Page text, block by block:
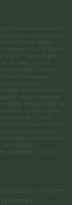
restaurantes en A
> Carta digital
> Carta digital
Albacete > Carta digital
Elche > Carta digital
Almería > Carta
en Oviedo > Carta
en Barcelona >
en
digital restaurantes en
digital restaurantes en
digital restaurantes en
> Carta digital
Ourense > Carta
en Pontevedra > Carta
restaurantes en
digital restaurantes
Carta digital
Sanxenxo > Carta
por las compras